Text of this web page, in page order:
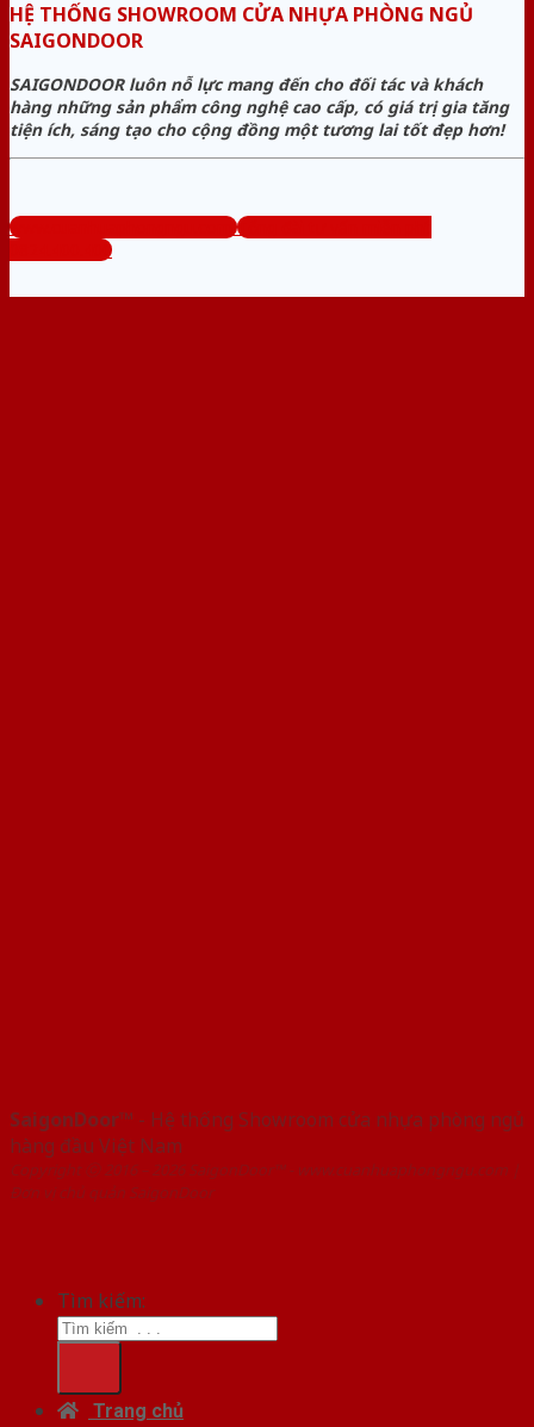
HỆ THỐNG SHOWROOM CỬA NHỰA PHÒNG NGỦ
SAIGONDOOR
SAIGONDOOR luôn nỗ lực mang đến cho đối tác và khách
hàng những sản phẩm công nghệ cao cấp, có giá trị gia tăng
tiện ích, sáng tạo cho cộng đồng một tương lai tốt đẹp hơn!
www.cuanhuaphongngu.com
Tổng đài tư vấn miễn phí:
0824.400.400
SaigonDoor™ - Hệ thống Showroom cửa nhựa phòng ngủ
hàng đầu Việt Nam
Copyright ⓒ 2016 – 2026 SaigonDoor™ - www.cuanhuaphongngu.com |
Đơn vị chủ quản SaigonDoor
Tìm kiếm:
Trang chủ